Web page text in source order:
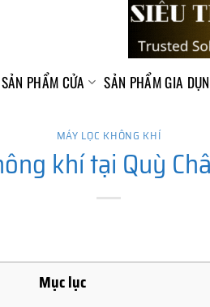
SẢN PHẨM CỬA SẢN PHẨM GIA
MÁY LỌC KHÔNG KHÍ
khí tại Quỳ
Mục lục